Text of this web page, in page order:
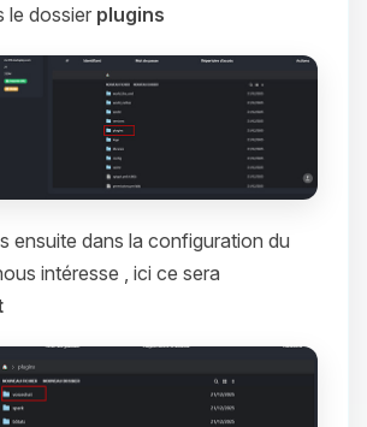
le dossier plugins
ensuite dans la configuration du
intéresse , ici ce sera